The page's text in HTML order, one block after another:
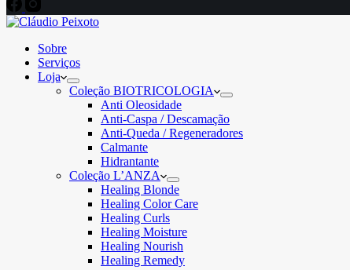
Sobre
Serviços
Loja
Coleção BIOTRICOLOGIA
Anti Oleosidade
Anti-Caspa / Descamação
Anti-Queda / Regeneradores
Calmante
Hidrantante
Coleção L’ANZA
Healing Blonde
Healing Color Care
Healing Curls
Healing Moisture
Healing Nourish
Healing Remedy